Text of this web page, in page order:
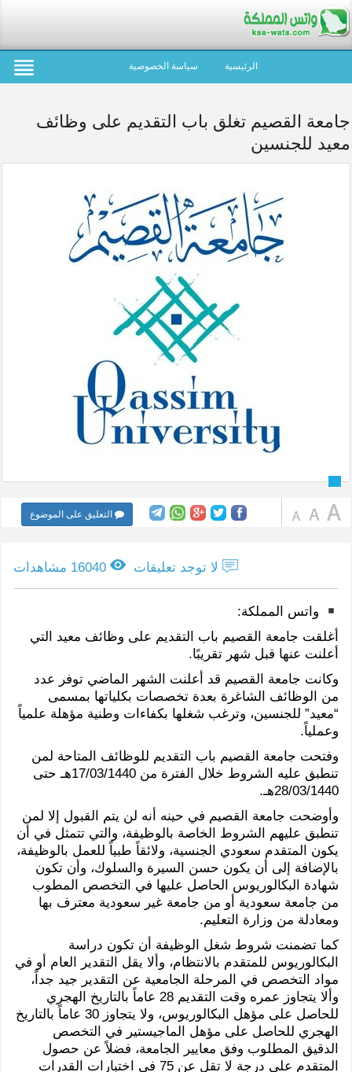
الرئيسية سياسة الخصوصية
جامعة القصيم تغلق باب التقديم على وظائف
معيد للجنسين
التعليق على الموضوع
لا توجد تعليقات 16040 مشاهدات
واتس المملكة:
أغلقت جامعة القصيم باب التقديم على وظائف معيد التي
أعلنت عنها قبل شهر تقريبًا.
وكانت جامعة القصيم قد أعلنت الشهر الماضي توفر عدد
من الوظائف الشاغرة بعدة تخصصات بكلياتها بمسمى
“معيد” للجنسين، وترغب شغلها بكفاءات وطنية مؤهلة علمياً
وعملياً.
وفتحت جامعة القصيم باب التقديم للوظائف المتاحة لمن
تنطبق عليه الشروط خلال الفترة من 17/03/1440هـ حتى
28/03/1440هـ.
وأوضحت جامعة القصيم في حينه أنه لن يتم القبول إلا لمن
تنطبق عليهم الشروط الخاصة بالوظيفة، والتي تتمثل في أن
يكون المتقدم سعودي الجنسية، ولائقاً طبياً للعمل بالوظيفة،
بالإضافة إلى أن يكون حسن السيرة والسلوك، وأن تكون
شهادة البكالوريوس الحاصل عليها في التخصص المطوب
من جامعة سعودية أو من جامعة غير سعودية معترف بها
ومعادلة من وزارة التعليم.
كما تضمنت شروط شغل الوظيفة أن تكون دراسة
البكالوريوس للمتقدم بالانتظام، وألا يقل التقدير العام أو في
مواد التخصص في المرحلة الجامعية عن التقدير جيد جداً،
وألا يتجاوز عمره وقت التقديم 28 عاماً بالتاريخ الهجري
للحاصل على مؤهل البكالوريوس، ولا يتجاوز 30 عاماً بالتاريخ
الهجري للحاصل على مؤهل الماجيستير في التخصص
الدقيق المطلوب وفق معايير الجامعة، فضلاً عن حصول
المتقدم على درجة لا تقل عن 75 في اختبارات القدرات